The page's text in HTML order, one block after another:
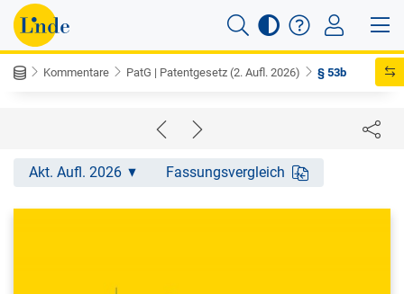
Kommentare PatG | Patentgesetz (2. Aufl. 2026) § 53b
Akt. Aufl. 2026 Fassungsvergleich